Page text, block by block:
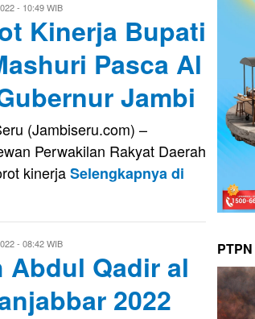
- 10:49 WIB
Kinerja Bupati
Pasca Al
Jambi
(Jambiseru.com) –
Perwakilan Rakyat Daerah
kinerjaSelengkapnya di
- 08:42 WIB
Abdul Qadir al
2022